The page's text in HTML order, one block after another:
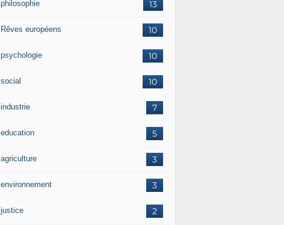
13
philosophie
10
Rêves européens
10
psychologie
10
social
7
industrie
5
education
3
agriculture
3
environnement
2
justice